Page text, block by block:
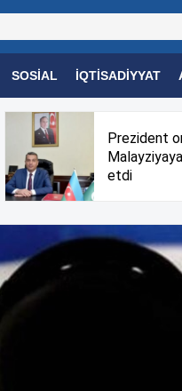
SOSIAL İQTISADIYYAT
TƏHSIL
Prezident
etdi